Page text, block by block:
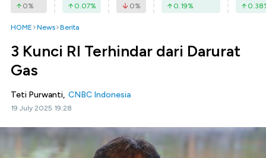
0% 0.07% 0% 0.19% 0.38
HOME News Berita
3 Kunci RI Terhindar dari Darurat
Gas
Teti Purwanti, CNBC Indonesia
19 July 2025 19:28